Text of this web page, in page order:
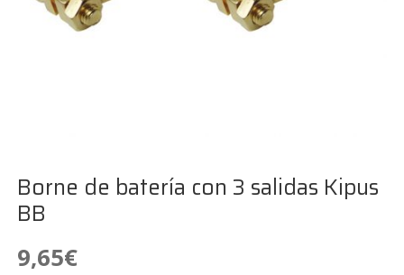
Borne de batería con 3 salidas Kipus
BB
9,65€